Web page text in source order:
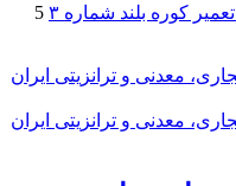
کوره بلند شماره ۳
5